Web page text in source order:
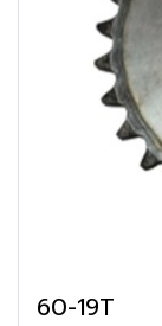
60-19T